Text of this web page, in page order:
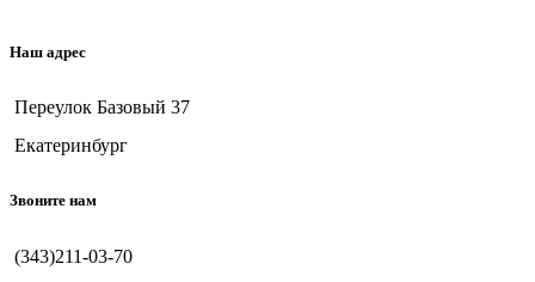
Наш адрес
Переулок Базовый 37
Екатеринбург
Звоните нам
(343)211-03-70